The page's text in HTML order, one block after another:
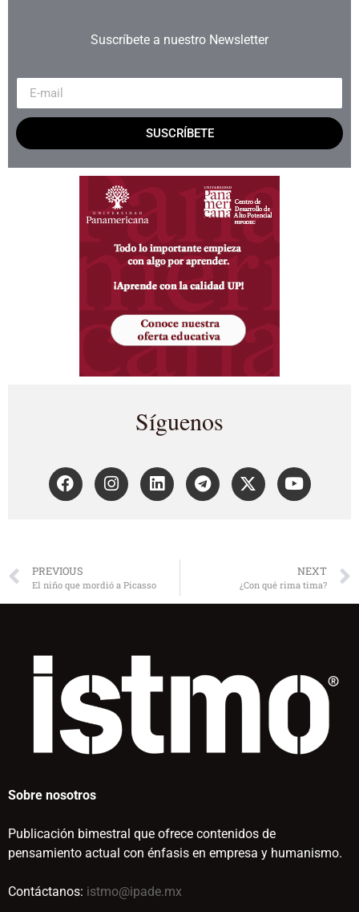
Suscríbete a nuestro Newsletter
SUSCRÍBETE
Síguenos
PREVIOUS
El niño que mordió a Picasso
NEXT
¿Con qué rima tima?
Sobre nosotros
Publicación bimestral que ofrece contenidos de
pensamiento actual con énfasis en empresa y humanismo.
Contáctanos: istmo@ipade.mx